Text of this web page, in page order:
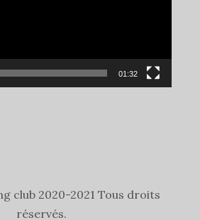
01:32
club 2020-2021 Tous droits
réservés.